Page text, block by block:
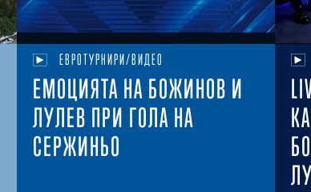
ЕВРОТУРНИРИ/ВИДЕО
ЕМОЦИЯТА НА БОЖИНОВ И
ЛУЛЕВ ПРИ ГОЛА НА
СЕРЖИНЬО